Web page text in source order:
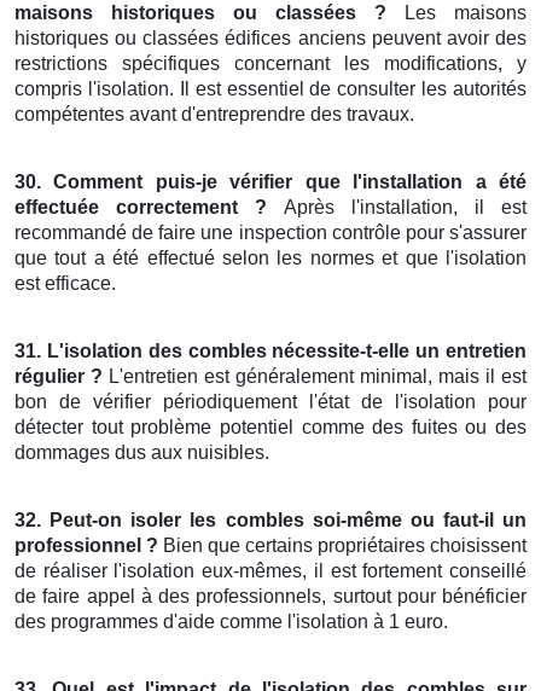
maisons historiques ou classées ? Les maisons
historiques ou classées édifices anciens peuvent avoir des
restrictions spécifiques concernant les modifications, y
compris l'isolation. Il est essentiel de consulter les autorités
compétentes avant d'entreprendre des travaux.
30. Comment puis-je vérifier que l'installation a été
effectuée correctement ? Après l'installation, il est
recommandé de faire une inspection contrôle pour s'assurer
que tout a été effectué selon les normes et que l'isolation
est efficace.
31. L'isolation des combles nécessite-t-elle un entretien
régulier ? L'entretien est généralement minimal, mais il est
bon de vérifier périodiquement l'état de l'isolation pour
détecter tout problème potentiel comme des fuites ou des
dommages dus aux nuisibles.
32. Peut-on isoler les combles soi-même ou faut-il un
professionnel ? Bien que certains propriétaires choisissent
de réaliser l'isolation eux-mêmes, il est fortement conseillé
de faire appel à des professionnels, surtout pour bénéficier
des programmes d'aide comme l'isolation à 1 euro.